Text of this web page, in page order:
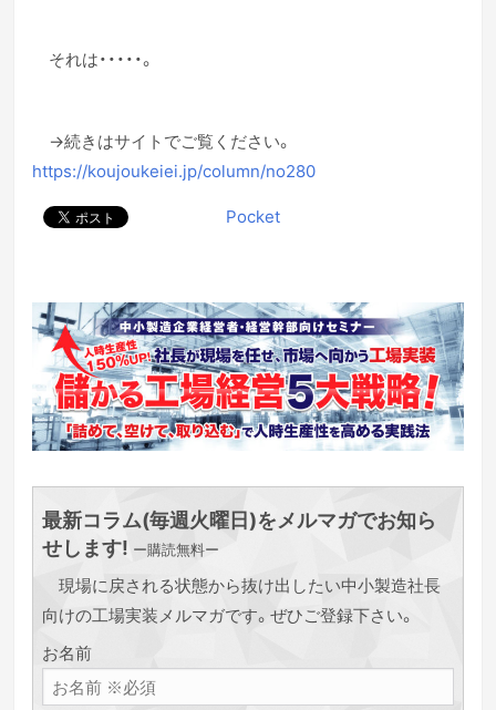
それは・・・・・。
→続きはサイトでご覧ください。
https://koujoukeiei.jp/column/no280
Pocket
最新コラム(毎週火曜日)をメルマガでお知ら
せします! ー購読無料ー
現場に戻される状態から抜け出したい中小製造社長
向けの工場実装メルマガです。ぜひご登録下さい。
お名前